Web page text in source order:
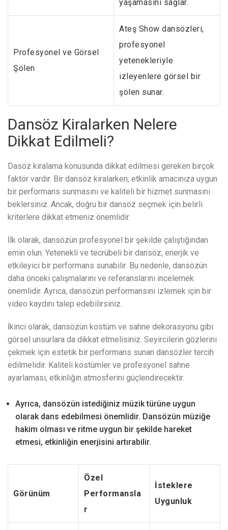
yaşamasını sağlar.
Profesyonel ve Görsel
Şölen
Ateş Show dansözleri,
profesyonel
yetenekleriyle
izleyenlere görsel bir
şölen sunar.
Dansöz Kiralarken Nelere
Dikkat Edilmeli?
Dasöz kiralama konusunda dikkat edilmesi gereken birçok
faktör vardır. Bir dansöz kiralarken, etkinlik amacınıza uygun
bir performans sunmasını ve kaliteli bir hizmet sunmasını
beklersiniz. Ancak, doğru bir dansöz seçmek için belirli
kriterlere dikkat etmeniz önemlidir.
İlk olarak, dansözün profesyonel bir şekilde çalıştığından
emin olun. Yetenekli ve tecrübeli bir dansöz, enerjik ve
etkileyici bir performans sunabilir. Bu nedenle, dansözün
daha önceki çalışmalarını ve referanslarını incelemek
önemlidir. Ayrıca, dansözün performansını izlemek için bir
video kaydını talep edebilirsiniz.
İkinci olarak, dansözün kostüm ve sahne dekorasyonu gibi
görsel unsurlara da dikkat etmelisiniz. Seyircilerin gözlerini
çekmek için estetik bir performans sunan dansözler tercih
edilmelidir. Kaliteli kostümler ve profesyonel sahne
ayarlaması, etkinliğin atmosferini güçlendirecektir.
Ayrıca, dansözün istediğiniz müzik türüne uygun
olarak dans edebilmesi önemlidir. Dansözün müziğe
hakim olması ve ritme uygun bir şekilde hareket
etmesi, etkinliğin enerjisini artırabilir.
Görünüm
Özel
Performansla
r
İsteklere
Uygunluk